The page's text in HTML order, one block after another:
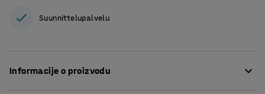
Suunnittelupalvelu
Informacije o proizvodu